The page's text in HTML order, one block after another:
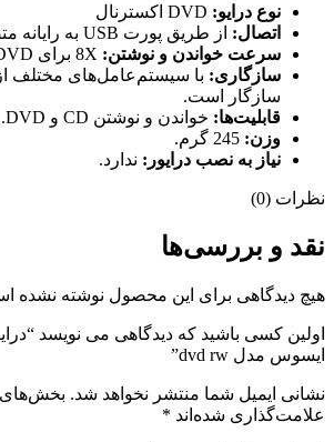
نوع درایو: DVD اکسترنال
اتصال: از طریق پورت USB به رایانه متصل می‌شود.
سرعت خواندن و نوشتن: 8X برای DVD.
سازگاری: با سیستم‌عامل‌های مختلف
سازگار است.
قابلیت‌ها: خواندن و نوشتن CD و DVD.
وزن: 245 گرم.
نیاز به نصب درایور: ندارد.
نظرات (0)
نقد و بررسی‌ها
هیچ دیدگاهی برای این محصول نوشته نشده
ایسوس مدل dvd rw”
نشانی ایمیل شما منتشر نخواهد شد. بخش‌های
علامت‌گذاری شده‌اند *